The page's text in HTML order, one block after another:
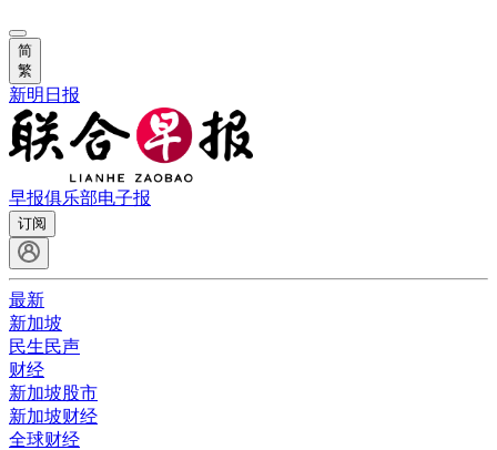
简
繁
新明日报
早报俱乐部电子报
订阅
最新
新加坡
民生民声
财经
新加坡股市
新加坡财经
全球财经